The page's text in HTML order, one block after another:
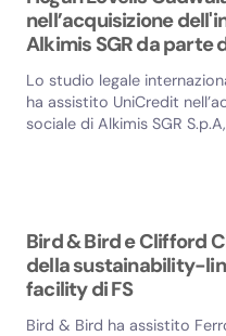
nell’acquisizione
Alkimis SGR da parte
Lo studio legale
ha assistito UniCredit
sociale di Alkimis SGR
Bird & Bird e Clifford
della sustainability-
facility di FS
Bird & Bird ha assistito